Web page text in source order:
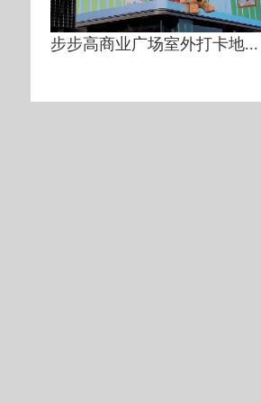
步步高商业广场室外打卡地...